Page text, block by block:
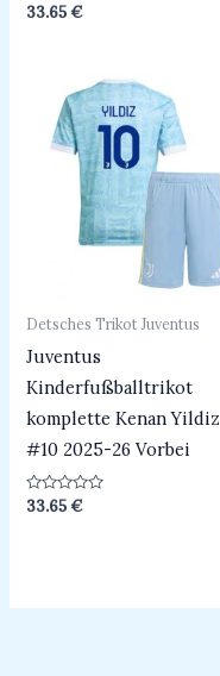
Bewertet
mit
33.65€
Detsches Trikot Juventus
Juventus
Kinderfußballtrikot
komplette Kenan Yildiz
#10 2025-26 Vorbei
Bewertet
33.65€